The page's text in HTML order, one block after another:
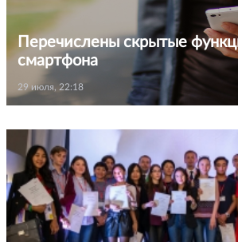
Перечислены скрытые
смартфона
29 июля, 22:18